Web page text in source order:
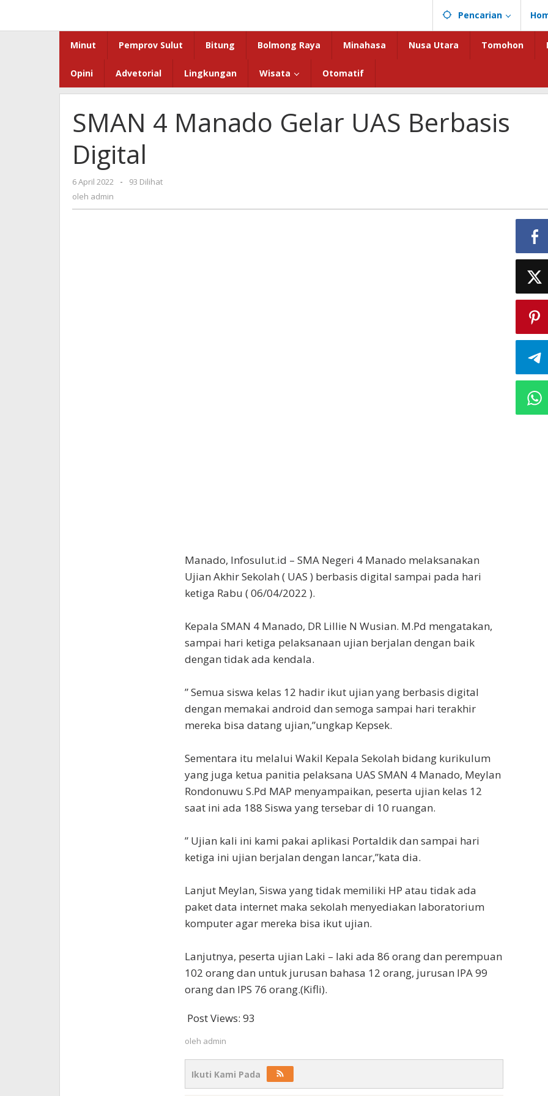
konten
Pencarian
Minut Pemprov Sulut Bitung Bolmong Raya Minahasa Nusa Utara Tomohon
Opini Advetorial Lingkungan Wisata Otomatif
SMAN 4 Manado Gelar UAS Berbasis
Digital
6 April 2022
oleh
-
93 Dilihat
oleh admin
Manado, Infosulut.id – SMA Negeri 4 Manado melaksanakan
Ujian Akhir Sekolah ( UAS ) berbasis digital sampai pada hari
ketiga Rabu ( 06/04/2022 ).
Kepala SMAN 4 Manado, DR Lillie N Wusian. M.Pd mengatakan,
sampai hari ketiga pelaksanaan ujian berjalan dengan baik
dengan tidak ada kendala.
” Semua siswa kelas 12 hadir ikut ujian yang berbasis digital
dengan memakai android dan semoga sampai hari terakhir
mereka bisa datang ujian,”ungkap Kepsek.
Sementara itu melalui Wakil Kepala Sekolah bidang kurikulum
yang juga ketua panitia pelaksana UAS SMAN 4 Manado, Meylan
Rondonuwu S.Pd MAP menyampaikan, peserta ujian kelas 12
saat ini ada 188 Siswa yang tersebar di 10 ruangan.
” Ujian kali ini kami pakai aplikasi Portaldik dan sampai hari
ketiga ini ujian berjalan dengan lancar,”kata dia.
Lanjut Meylan, Siswa yang tidak memiliki HP atau tidak ada
paket data internet maka sekolah menyediakan laboratorium
komputer agar mereka bisa ikut ujian.
Lanjutnya, peserta ujian Laki – laki ada 86 orang dan perempuan
102 orang dan untuk jurusan bahasa 12 orang, jurusan IPA 99
orang dan IPS 76 orang.(Kifli).
Post Views: 93
oleh admin
Ikuti Kami Pada